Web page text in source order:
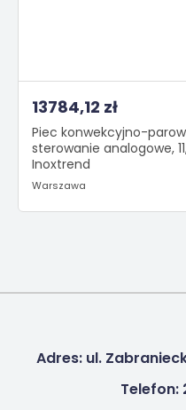
13784,12 zł
Piec konwekcyjno-
sterowanie analogowe,
Inoxtrend
Warszawa
Adres: ul.
Telefon: